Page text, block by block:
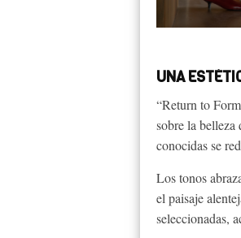
UNA
“Return to
sobre la belleza
conocidas se
Los tonos
el paisaje
seleccionadas,